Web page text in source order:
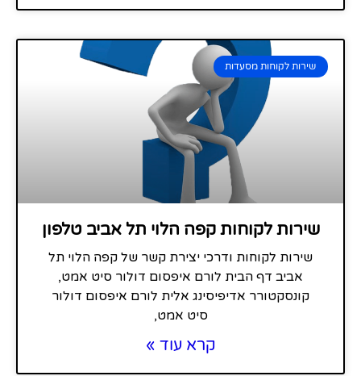
שירות לקוחות מסעדות
שירות לקוחות קפה הלוי תל אביב טלפון
שירות לקוחות ודרכי יצירת קשר של קפה הלוי תל
אביב דף הבית לורם איפסום דולור סיט אמט,
קונסקטורר אדיפיסינג אלית לורם איפסום דולור
סיט אמט,
קרא עוד »